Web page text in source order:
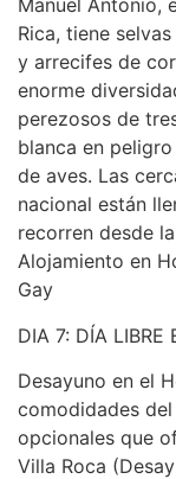
Manuel Antonio,
Rica, tiene
y arrecifes de
enorme
perezosos de
blanca en
de aves. Las
nacional están
recorren desde
Alojamiento en
Gay
DIA 7: DÍA LIBRE
Desayuno en el
comodidades
opcionales que
Villa Roca